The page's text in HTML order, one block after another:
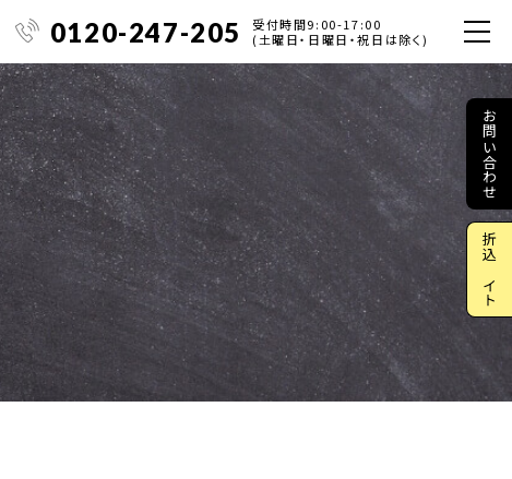
0120-247-205
受付時間9:00-17:00
(土曜日・日曜日・祝日は除く)
お問い合わせ
折込サイト